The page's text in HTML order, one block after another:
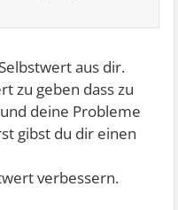
aus dir.
zu geben dass zu
deine Probleme
gibst du dir einen
verbessern.